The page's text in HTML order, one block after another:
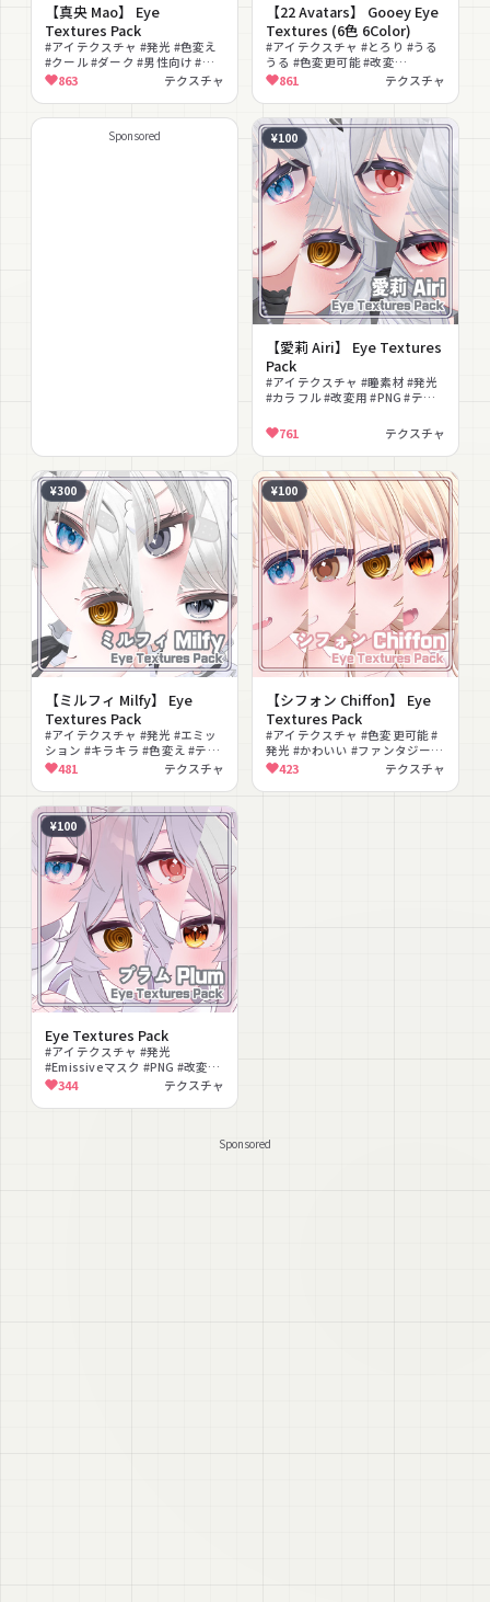
【真央 Mao】 Eye
Textures Pack
#アイテクスチャ #発光 #色変え
#クール #ダーク #男性向け #テ
クスチャ
863 テクスチャ
【22 Avatars】 Gooey Eye
Textures (6色 6Color)
#アイテクスチャ #とろり #うる
うる #色変更可能 #改変
#VRChat #テクスチャ
861 テクスチャ
Sponsored ¥100
【愛莉 Airi】 Eye Textures
Pack
#アイテクスチャ #瞳素材 #発光
#カラフル #改変用 #PNG #テク
761 テクスチャ
¥300
【ミルフィ Milfy】 Eye
Textures Pack
#アイテクスチャ #発光 #エミッ
ション #キラキラ #色変え #テク
スチャ
481 テクスチャ
¥100
【シフォン Chiffon】 Eye
Textures Pack
#アイテクスチャ #色変更可能 #
発光 #かわいい #ファンタジー #
テクスチャ
423 テクスチャ
¥100
Eye Textures Pack
#アイテクスチャ #発光
#Emissiveマスク #PNG #改変素
材 #テクスチャ
344 テクスチャ
Sponsored